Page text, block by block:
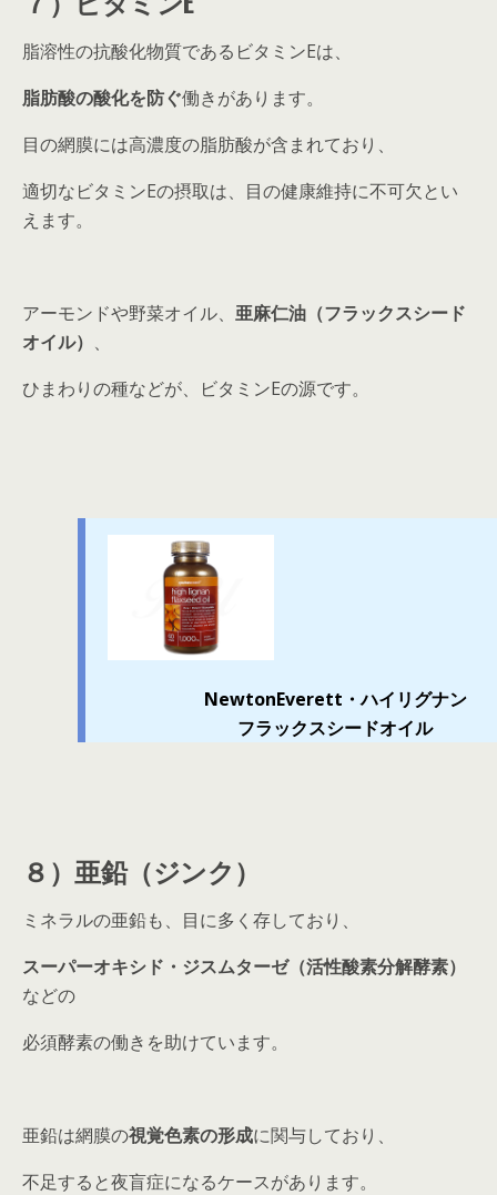
脂溶性の抗酸化物質であるビタミンEは、
脂肪酸の酸化を防ぐ働きがあります。
目の網膜には高濃度の脂肪酸が含まれており、
適切なビタミンEの摂取は、目の健康維持に不可欠とい
えます。
アーモンドや野菜オイル、 亜麻仁油（フラックスシード
オイル） 、
ひまわりの種などが、ビタミンEの源です。
NewtonEverett・ハイリグナン
フラックスシードオイル
８）亜鉛（ジンク）
ミネラルの亜鉛も、目に多く存しており、
スーパーオキシド・ジスムターゼ（活性酸素分解酵素）
などの
必須酵素の働きを助けています。
亜鉛は網膜の視覚色素の形成に関与しており、
不足すると夜盲症になるケースがあります。